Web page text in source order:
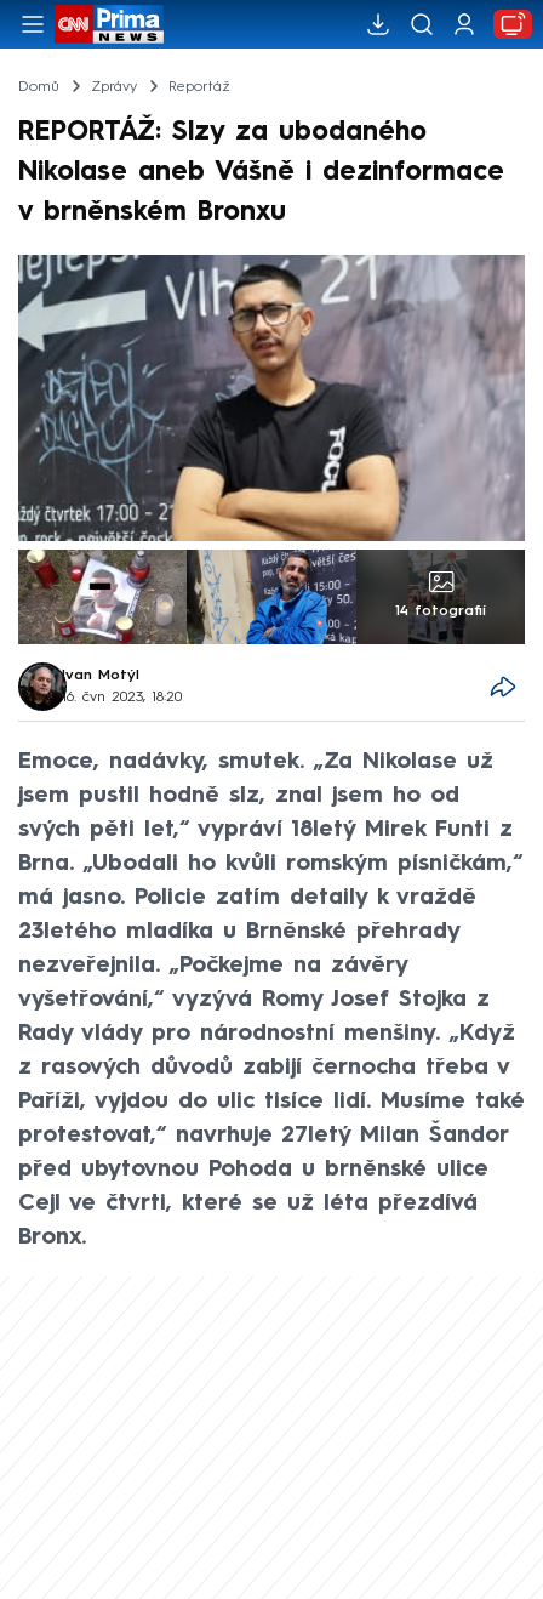
Domů Zprávy Reportáž
REPORTÁŽ: Slzy za ubodaného
Nikolase aneb Vášně i dezinformace
v brněnském Bronxu
14 fotografií
Ivan Motýl
16. čvn 2023, 18:20
Emoce, nadávky, smutek. „Za Nikolase už
jsem pustil hodně slz, znal jsem ho od
svých pěti let,“ vypráví 18letý Mirek Funti z
Brna. „Ubodali ho kvůli romským písničkám,“
má jasno. Policie zatím detaily k vraždě
23letého mladíka u Brněnské přehrady
nezveřejnila. „Počkejme na závěry
vyšetřování,“ vyzývá Romy Josef Stojka z
Rady vlády pro národnostní menšiny. „Když
z rasových důvodů zabijí černocha třeba v
Paříži, vyjdou do ulic tisíce lidí. Musíme také
protestovat,“ navrhuje 27letý Milan Šandor
před ubytovnou Pohoda u brněnské ulice
Cejl ve čtvrti, které se už léta přezdívá
Bronx.